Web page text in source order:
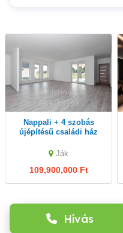
Hívás
Nappali + 4 szobás
újépítésű családi ház
Ják
109,900,000 Ft